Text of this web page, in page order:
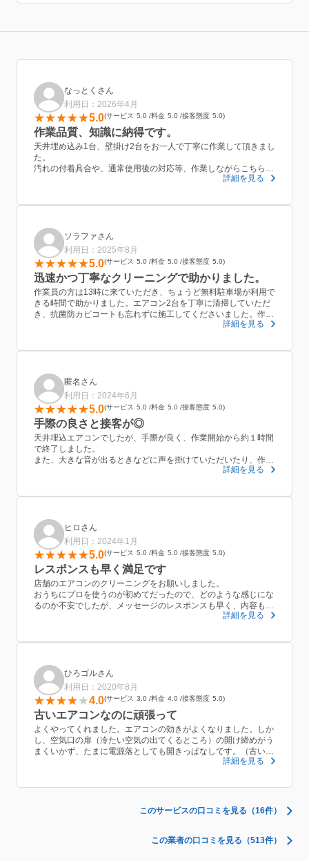
なっとくさん
利用日：2026年4月
5.0 サービス 5.0 料金 5.0 接客態度 5.0
作業品質、知識に納得です。
天井埋め込み1台、壁掛け2台をお一人で丁寧に作業して頂きまし
た。
汚れの付着具合や、通常使用後の対応等、作業しながらこちらの
詳細を見る
ソラファさん
利用日：2025年8月
5.0 サービス 5.0 料金 5.0 接客態度 5.0
迅速かつ丁寧なクリーニングで助かりました。
作業員の方は13時に来ていただき、ちょうど無料駐車場が利用で
きる時間で助かりました。エアコン2台を丁寧に清掃していただ
き、抗菌防カビコートも忘れずに施工してくださいました。作業
は約3時間半で早く終わり、浴室もきれいに片付けてくださった
詳細を見る
匿名さん
利用日：2024年6月
5.0 サービス 5.0 料金 5.0 接客態度 5.0
手際の良さと接客が◎
天井埋込エアコンでしたが、手際が良く、作業開始から約１時間
で終了しました。
また、大きな音が出るときなどに声を掛けていただいたり、作業
を中断してエアコンの汚れの具合が分かるバケツの水を見せてい
詳細を見る
ヒロさん
利用日：2024年1月
5.0 サービス 5.0 料金 5.0 接客態度 5.0
レスポンスも早く満足です
店舗のエアコンのクリーニングをお願いしました。
おうちにプロを使うのが初めてだったので、どのような感じにな
るのか不安でしたが、メッセージのレスポンスも早く、内容も明
詳細を見る
ひろゴルさん
利用日：2020年8月
4.0 サービス 3.0 料金 4.0 接客態度 5.0
古いエアコンなのに頑張って
よくやってくれました。エアコンの効きがよくなりました。しか
し、空気口の扉（冷たい空気の出てくるところ）の開け締めがう
まくいかず、たまに電源落としても開きっぱなしです。（古いの
でそういうことがあることは承知しております。）詳細を見る
このサービスの口コミを見る（16件）
この業者の口コミを見る（513件）